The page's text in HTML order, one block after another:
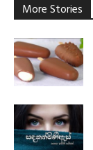
More Stories